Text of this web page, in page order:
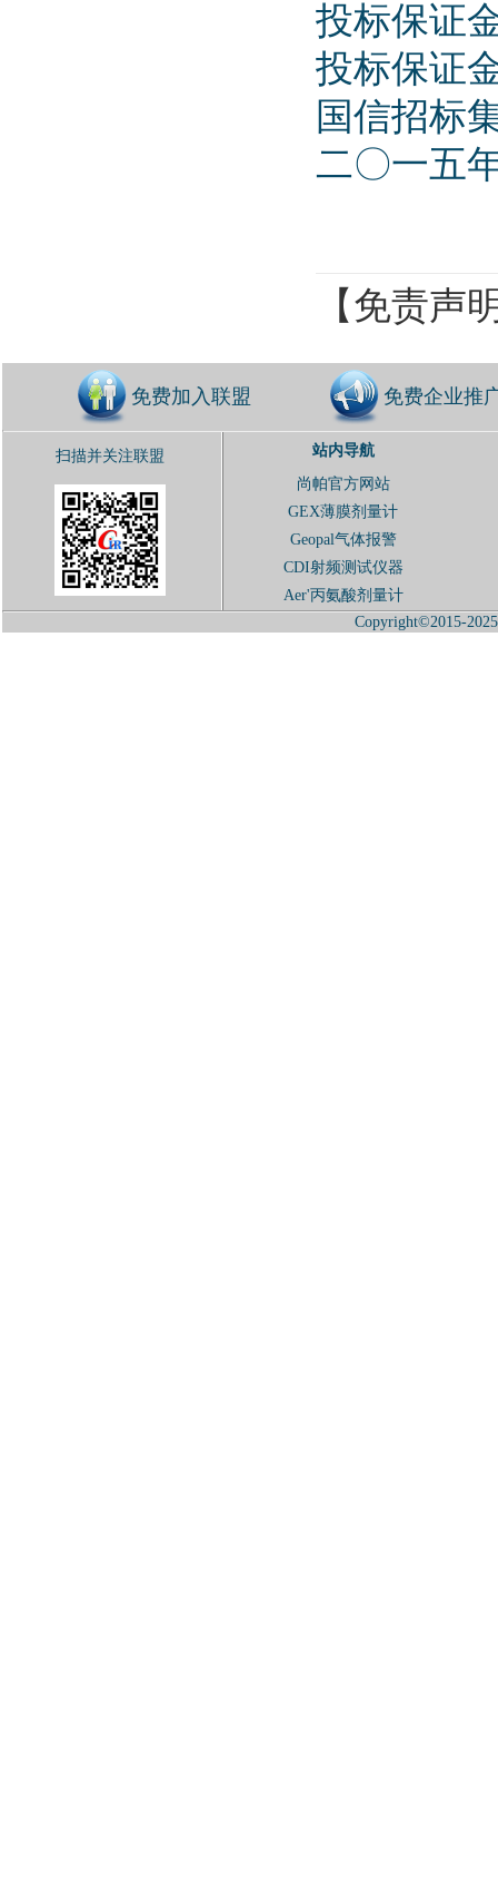
投标保证
投标保证
国信招标
二〇一五
【免责声
免费加入联盟 免费企业推
扫描并关注联盟
站内导航
尚帕官方网站
GEX薄膜剂量计
Geopal气体报警
CDI射频测试仪器
Aer'丙氨酸剂量计
Copyright©2015-